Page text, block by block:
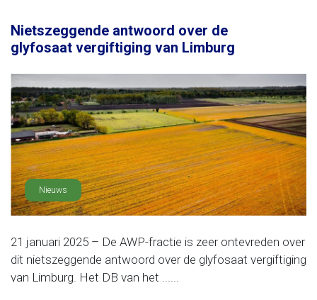
Nietszeggende antwoord over de
glyfosaat vergiftiging van Limburg
Nieuws
21 januari 2025 – De AWP-fractie is zeer ontevreden over
dit nietszeggende antwoord over de glyfosaat vergiftiging
van Limburg. Het DB van het ......